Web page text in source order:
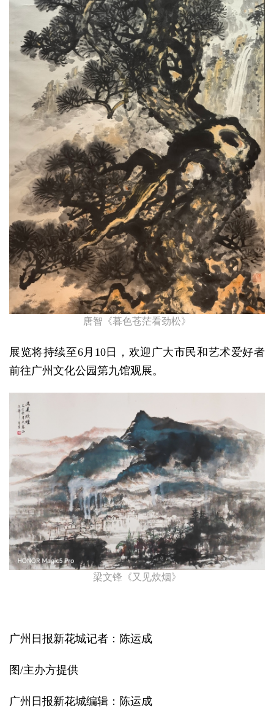
唐智《暮色苍茫看劲松》
展览将持续至6月10日，欢迎广大市民和艺术爱好者
前往广州文化公园第九馆观展。
梁文锋《又见炊烟》
广州日报新花城记者：陈运成
图/主办方提供
广州日报新花城编辑：陈运成